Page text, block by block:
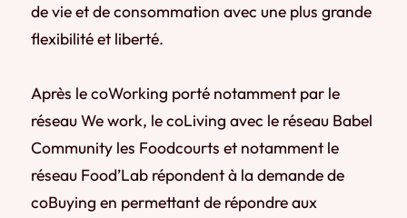
de vie et de consommation avec une plus grande
flexibilité et liberté.
Après le coWorking porté notamment par le
réseau We work, le coLiving avec le réseau Babel
Community les Foodcourts et notamment le
réseau Food’Lab répondent à la demande de
coBuying en permettant de répondre aux